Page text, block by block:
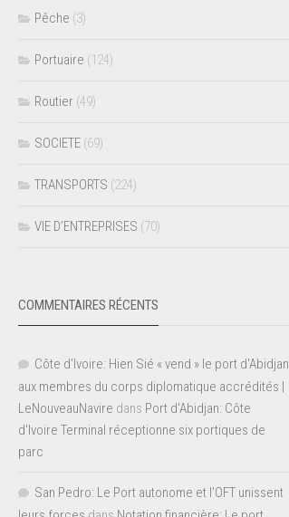
Pêche (3)
Portuaire (124)
Routier (49)
SOCIETE (69)
TRANSPORTS (224)
VIE D’ENTREPRISES (70)
COMMENTAIRES RÉCENTS
Côte d'Ivoire: Hien Sié « vend » le port d'Abidjan
aux membres du corps diplomatique accrédités |
LeNouveauNavire dans Port d’Abidjan: Côte
d’Ivoire Terminal réceptionne six portiques de
parc
San Pedro: Le Port autonome et l’OFT unissent